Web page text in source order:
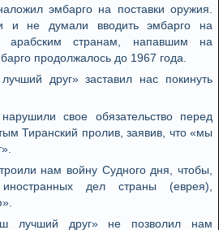
эмбарго на поставки оружия.
и не думали вводить эмбарго на
арабским странам, напавшим на
продолжалось до 1967 года.
друг» заставил нас покинуть
свое обязательство перед
Тиранский пролив, заявив, что «мы
нам войну Судного дня, чтобы,
дел страны (еврея),
лучший друг» не позволил нам